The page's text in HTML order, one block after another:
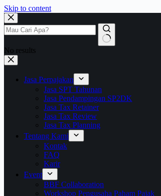
Skip to content
No results
Jasa Perpajakan
Jasa SPT Tahunan
Jasa Pendampingan SP2DK
Jasa Tax Retainer
Jasa Tax Review
Jasa Tax Planning
Tentang Kami
Kontak
FAQ
Karir
Event
BBF Collaboration
Workshop Pengusaha Paham Pajak